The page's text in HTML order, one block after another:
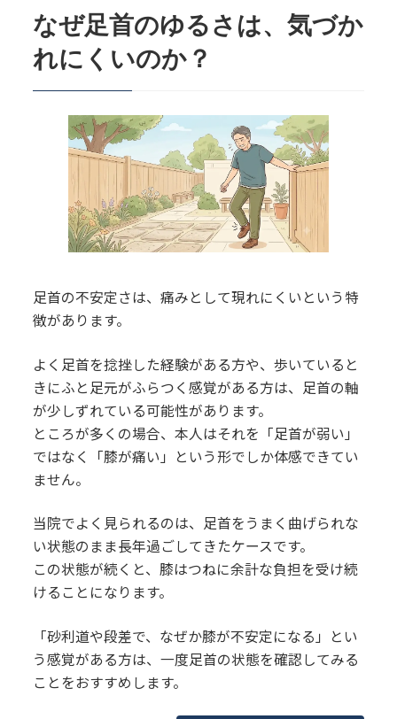
なぜ足首のゆるさは、気づか
れにくいのか？
足首の不安定さは、痛みとして現れにくいという特
徴があります。
よく足首を捻挫した経験がある方や、歩いていると
きにふと足元がふらつく感覚がある方は、足首の軸
が少しずれている可能性があります。
ところが多くの場合、本人はそれを「足首が弱い」
ではなく「膝が痛い」という形でしか体感できてい
ません。
当院でよく見られるのは、足首をうまく曲げられな
い状態のまま長年過ごしてきたケースです。
この状態が続くと、膝はつねに余計な負担を受け続
けることになります。
「砂利道や段差で、なぜか膝が不安定になる」とい
う感覚がある方は、一度足首の状態を確認してみる
ことをおすすめします。